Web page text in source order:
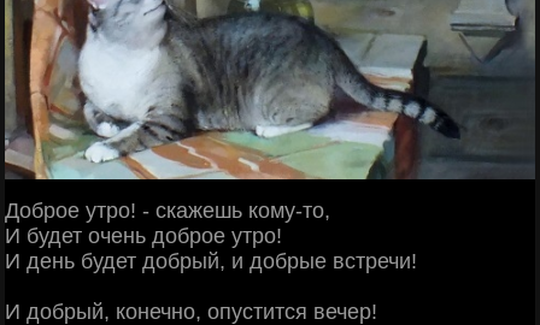
Доброе утро! - скажешь кому-то,
И будет очень доброе утро!
И день будет добрый, и добрые встречи!
И добрый, конечно, опустится вечер!